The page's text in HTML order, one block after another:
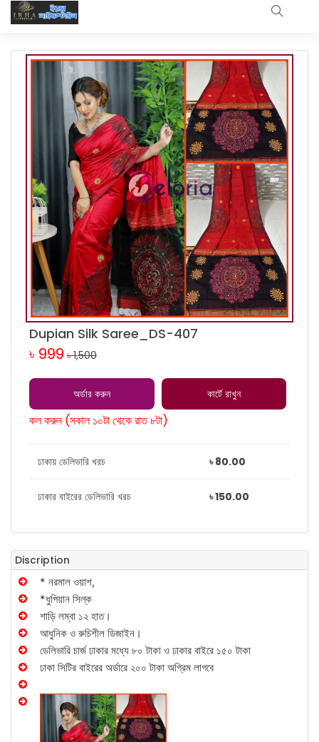
Dupian Silk Saree_DS-407
৳ 999 ৳ 1,500
অর্ডার করুন কার্টে রাখুন
কল করুন (সকাল ১০টা থেকে রাত ৮টা)
ঢাকায় ডেলিভারি খরচ ৳ 80.00
ঢাকার বাইরের ডেলিভারি খরচ ৳ 150.00
Discription
* নরমাল ওয়াশ,
*ধুপিয়ান সিল্ক
শাড়ি লম্বা ১২ হাত।
আধুনিক ও রুচিশীল ডিজাইন।
ডেলিভারি চার্জ ঢাকার মধ্যে ৮০ টাকা ও ঢাকার বাইরে ১৫০ টাকা
ঢাকা সিটির বাইরের অর্ডারে ২০০ টাকা অগ্রিম লাগবে